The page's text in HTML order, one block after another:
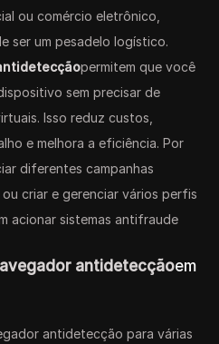
ou comércio eletrônico,
ser um pesadelo logístico.
permitem que você
sem precisar de
Isso reduz custos,
e melhora a eficiência. Por
diferentes campanhas
criar e gerenciar vários perfis
acionar sistemas antifraude
antidetecçãoem
antidetecção para várias